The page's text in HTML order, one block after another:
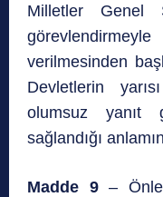
Milletler Genel
verilmesinden
Devletlerin
olumsuz yanıt
sağlandığı
Madde 9–